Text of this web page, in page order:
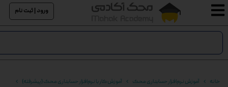
ورود | ثبت نام
خانه آموزش نرم‌افزار حسابداری محک آموزش کار با نرم‌افزار حسابداری محک (پیشرفته)